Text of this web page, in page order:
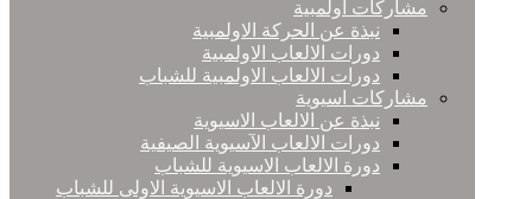
مشاركات اولمبية
نبذة عن الحركة الاولمبية
دورات الالعاب الاولمبية
دورات الالعاب الاولمبية للشباب
مشاركات اسيوية
نبذة عن الالعاب الاسيوية
دورات الالعاب الآسيوية الصيفية
دورة الالعاب الاسيوية للشباب
دورة الالعاب الاسيوية الاولى للشباب